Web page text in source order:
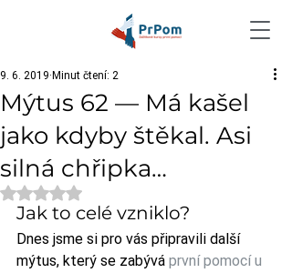
Mýtus 62 — Má kašel
jako kdyby štěkal. Asi
silná chřipka…
9. 6. 2019 Minut čtení: 2
Hodnoceno NaN z 5 hvězdiček.
Jak to celé vzniklo?
Dnes jsme si pro vás připravili další
mýtus, který se zabývá první pomocí u